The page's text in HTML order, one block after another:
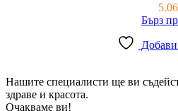
5.06
Бърз
Нашите специалисти ще ви
здраве и красота.
Очакваме ви!